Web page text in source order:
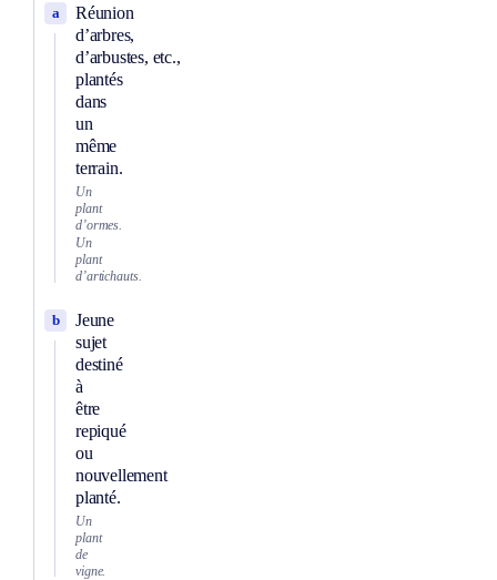
Réunion
d’arbres,
d’arbustes, etc.,
plantés
dans
un
même
terrain.
a
Un
plant
d’ormes.
Un
plant
d’artichauts.
Jeune
sujet
destiné
à
être
repiqué
ou
nouvellement
planté.
b
Un
plant
de
vigne.